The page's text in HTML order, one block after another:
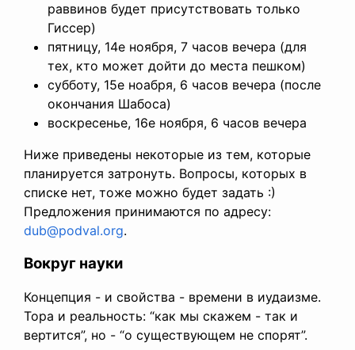
раввинов будет присутствовать только
Гиссер)
пятницу, 14е ноября, 7 часов вечера (для
тех, кто может дойти до места пешком)
субботу, 15е ноабря, 6 часов вечера (после
окончания Шабоса)
воскресенье, 16е ноября, 6 часов вечера
Ниже приведены некоторые из тем, которые
планируется затронуть. Вопросы, которых в
списке нет, тоже можно будет задать :)
Предложения принимаются по адресу:
dub@podval.org.
Вокруг науки
Концепция - и свойства - времени в иудаизме.
Тора и реальность: “как мы скажем - так и
вертится”, но - “о существующем не спорят”.